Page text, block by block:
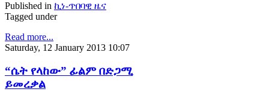
Published in ኪነ-ጥበባዊ ዜና
Tagged under
Read more...
Saturday, 12 January 2013 10:07
“ሴት የላከው” ፊልም በድጋሚ
ይመረቃል